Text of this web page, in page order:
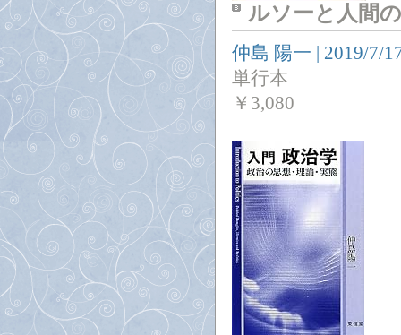
ルソーと人間
仲島 陽一 | 2019/7/
単行本
￥ 3,080